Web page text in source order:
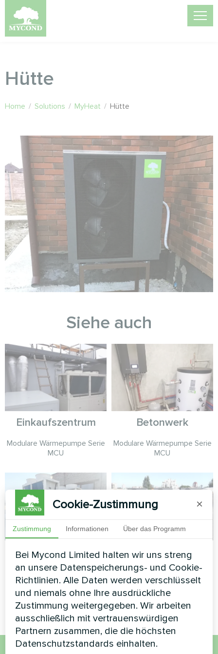
Hütte
Home / Solutions / MyHeat / Hütte
Siehe auch
Einkaufszentrum
Modulare Wärmepumpe Serie
MCU
Betonwerk
Modulare Wärmepumpe Serie
MCU
Kommerzielle
Einrichtung
Modulare Wärmepumpe Serie
MCU
IT-Büro
Split-Wärmepumpe Serie Artic
Home Basic
Cookie-Zustimmung ×
Zustimmung Informationen Über das Programm
Bei Mycond Limited halten wir uns streng
an unsere Datenspeicherungs- und Cookie-
Richtlinien. Alle Daten werden verschlüsselt
und niemals ohne Ihre ausdrückliche
Zustimmung weitergegeben. Wir arbeiten
ausschließlich mit vertrauenswürdigen
Partnern zusammen, die die höchsten
Datenschutzstandards einhalten.